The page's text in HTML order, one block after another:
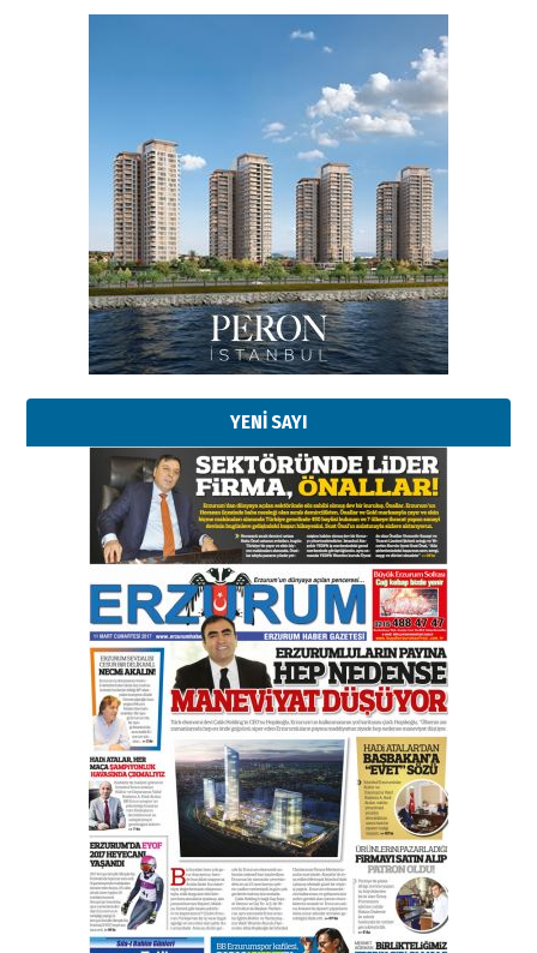
YENİ SAYI
Esat BİNDESEN
Başkan Sekmen’den Erzurum’a
bir vizyon proje daha!
02 Ağustos 2026 Pazar
Kadir SABUNCUOĞLU
Erzurumspor’un köşe taşları
29 Haziran 2026 Pazartesi
Kenan GÜLERCİ
Murat Şahsuvaroğlu ERKON’da
çıtayı yukarı taşırken,
yönetimdekiler aşağı
çekmemeli!
17 Şubat 2026 SalıOrhan BOZKURT
Bir fotoğraf, bir şehir, bir
gazeteci… Dizginler kimin
elinde?
31 Mart 2026 Salı
A. Berhan Yılmaz
BİR BÖLÜM DEĞİL, BİR ÖMÜR
SEÇİYORSUNUZ… “NEDEN
ATATÜRK ÜNİVERSİTESİ?”
28 Temmuz 2026 Salı
Ahmet Gökhan YAZICI
Ahmed Yesevi’den bir Alperen…
”Reisimiz” idi… Hakka yürüdü.!
26 Mart 2026 Perşembe
Cem Bakırcı
Ardında bıraktığı hatıralarıyla
gönül adamı Faruk Terzioğlu!